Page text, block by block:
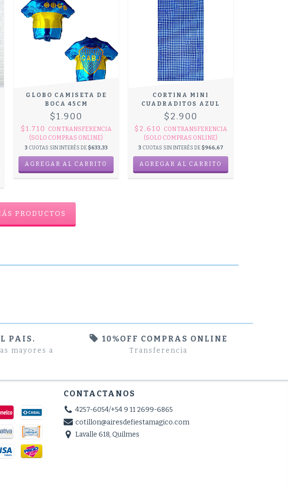
GLOBO CAMISETA DE
BOCA 45CM
$1.900
$1.710 CONTRANSFERENCIA
(SOLO COMPRAS ONLINE)
3 CUOTAS SIN INTERÉS DE $633,33
CORTINA MINI
CUADRADITOS AZUL
$2.900
$2.610 CONTRANSFERENCIA
(SOLO COMPRAS ONLINE)
3 CUOTAS SIN INTERÉS DE $966,67
PRODUCTOS
PAIS.
mayores a
10%OFF COMPRAS ONLINE
Transferencia
CONTACTANOS
4257-6054/+54 9 11 2699-6865
cotillon@airesdefiestamagico.com
Lavalle 618, Quilmes